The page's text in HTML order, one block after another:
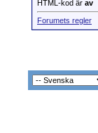
HTML-kod är av
Forumets regler